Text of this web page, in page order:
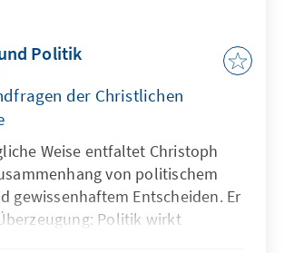
Politik
der Christlichen
Weise entfaltet Christoph
von politischem
gewissenhaftem Entscheiden. Er
Politik wirkt